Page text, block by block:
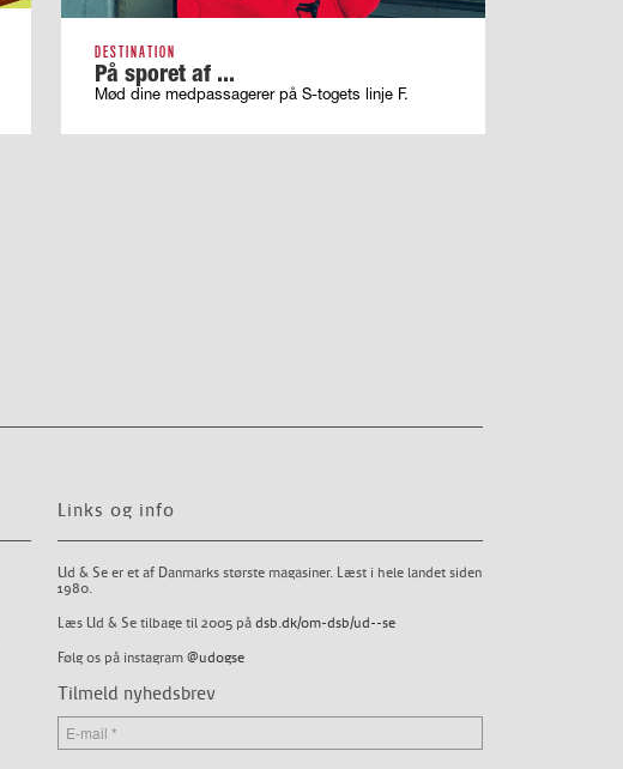
DESTINATION
På sporet af ...
Mød dine medpassagerer på S-togets linje F.
Links og info
Ud & Se er et af Danmarks største magasiner. Læst i hele landet siden
1980.
Læs Ud & Se tilbage til 2005 på dsb.dk/om-dsb/ud--se
Følg os på instagram @udogse
Tilmeld nyhedsbrev